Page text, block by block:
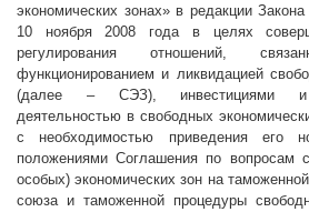
экономических зонах» в редакции Закона
10 ноября 2008 года в целях
регулирования отношений,
функционированием и ликвидацией
(далее – СЭЗ), инвестициями и
деятельностью в свободных
с необходимостью приведения его
положениями Соглашения по вопросам
особых) экономических зон на
союза и таможенной процедуры